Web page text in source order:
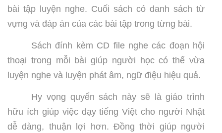
bài tập luyện nghe. Cuối sách có danh sách từ
vựng và đáp án của các bài tập trong từng bài.
Sách đính kèm CD file nghe các đoạn hội
thoại trong mỗi bài giúp người học có thể vừa
luyện nghe và luyện phát âm, ngữ điệu hiệu quả.
Hy vọng quyển sách này sẽ là giáo trình
hữu ích giúp việc dạy tiếng Việt cho người Nhật
dễ dàng, thuận lợi hơn. Đồng thời giúp người